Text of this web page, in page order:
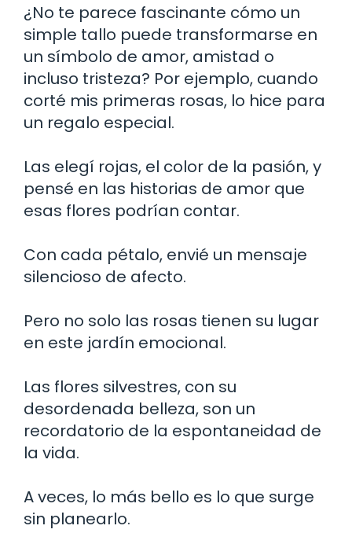
¿No te parece fascinante cómo un
simple tallo puede transformarse en
un símbolo de amor, amistad o
incluso tristeza? Por ejemplo, cuando
corté mis primeras rosas, lo hice para
un regalo especial.
Las elegí rojas, el color de la pasión, y
pensé en las historias de amor que
esas flores podrían contar.
Con cada pétalo, envié un mensaje
silencioso de afecto.
Pero no solo las rosas tienen su lugar
en este jardín emocional.
Las flores silvestres, con su
desordenada belleza, son un
recordatorio de la espontaneidad de
la vida.
A veces, lo más bello es lo que surge
sin planearlo.